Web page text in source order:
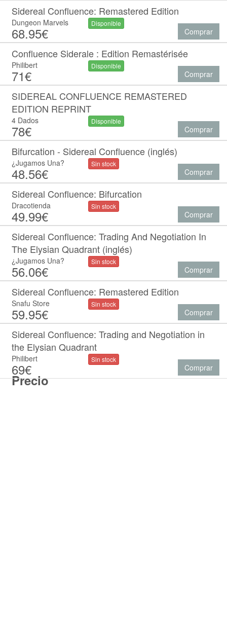
Precio
Sidereal Confluence: Remastered Edition
Dungeon Marvels
68.95€
Disponible
Comprar
Confluence Siderale : Edition Remastérisée
Philibert
71€
Disponible
Comprar
SIDEREAL CONFLUENCE REMASTERED
EDITION REPRINT
4 Dados
78€
Disponible
Comprar
Bifurcation - Sidereal Confluence (inglés)
¿Jugamos Una?
48.56€
Sin stock
Comprar
Sidereal Confluence: Bifurcation
Dracotienda
49.99€
Sin stock
Comprar
Sidereal Confluence: Trading And Negotiation In
The Elysian Quadrant (inglés)
¿Jugamos Una?
56.06€
Sin stock
Comprar
Sidereal Confluence: Remastered Edition
Snafu Store
59.95€
Sin stock
Comprar
Sidereal Confluence: Trading and Negotiation in
the Elysian Quadrant
Philibert
69€
Sin stock
Comprar